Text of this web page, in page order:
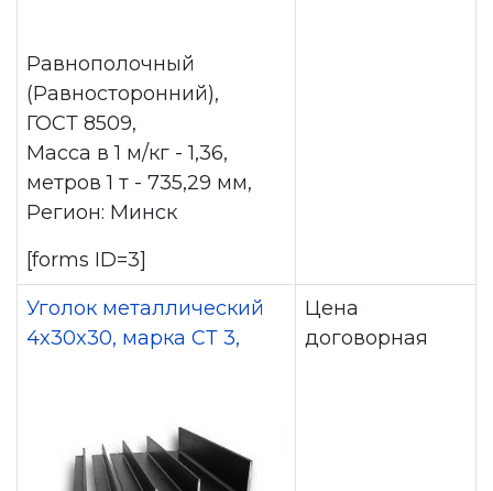
Равнополочный
(Равносторонний),
ГОСТ 8509,
Масса в 1 м/кг - 1,36,
метров 1 т - 735,29 мм,
Регион: Минск
[forms ID=3]
Уголок металлический
4x30x30, марка СТ 3,
Цена
договорная